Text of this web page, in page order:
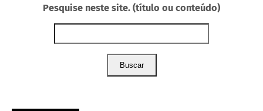
Pesquise neste site. (título ou conteúdo)
Buscar